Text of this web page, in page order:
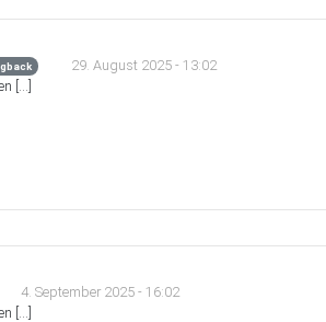
29. August 2025 - 13:02
[…]
4. September 2025 - 16:02
[…]